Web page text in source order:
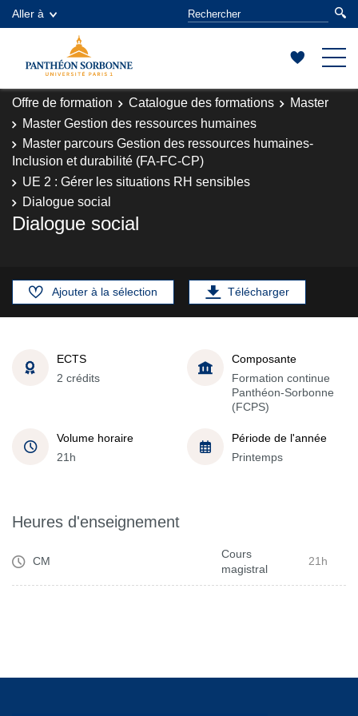
Aller à
Offre de formation Catalogue des formations
Master
Master Gestion des ressources humaines
Master parcours Gestion des ressources humaines-
Inclusion et durabilité (FA-FC-CP)
UE 2 : Gérer les situations RH sensibles
Dialogue social
Dialogue social
Ajouter à la sélection Télécharger
ECTS
2 crédits
Composante
Formation continue
Panthéon-Sorbonne
(FCPS)
Volume horaire
21h
Période de l'année
Printemps
Heures d'enseignement
CM
Cours
magistral
21h